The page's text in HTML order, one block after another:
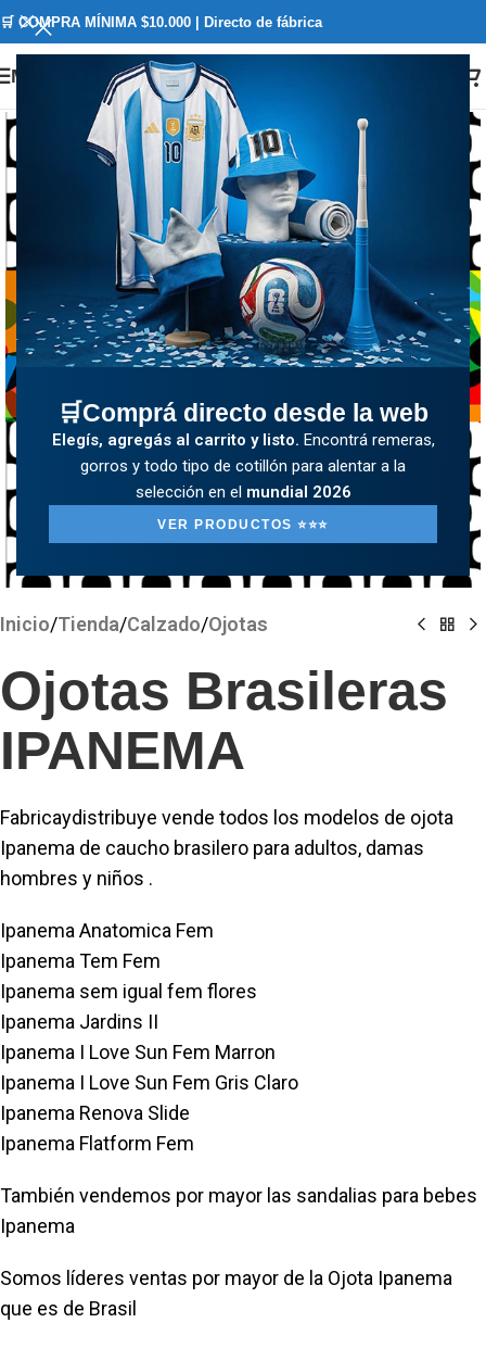
🛒Comprá directo desde la web
Elegís, agregás al carrito y listo. Encontrá remeras,
gorros y todo tipo de cotillón para alentar a la
selección en el mundial 2026
VER PRODUCTOS ⭐️⭐️⭐️
🛒 COMPRA MÍNIMA $10.000 | Directo de fábrica
Menú
Clickee para agrandar
Inicio/Tienda/Calzado/Ojotas
Ojotas Brasileras
IPANEMA
Fabricaydistribuye vende todos los modelos de ojota
Ipanema de caucho brasilero para adultos, damas
hombres y niños .
Ipanema Anatomica Fem
Ipanema Tem Fem
Ipanema sem igual fem flores
Ipanema Jardins II
Ipanema I Love Sun Fem Marron
Ipanema I Love Sun Fem Gris Claro
Ipanema Renova Slide
Ipanema Flatform Fem
También vendemos por mayor las sandalias para bebes
Ipanema
Somos líderes ventas por mayor de la Ojota Ipanema
que es de Brasil